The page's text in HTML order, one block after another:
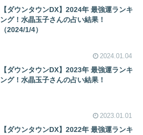
【ダウンタウンDX】2024年 最強運ランキ
ング！水晶玉子さんの占い結果！
（2024/1/4）
2024.01.04
【ダウンタウンDX】2023年 最強運ランキ
ング！水晶玉子さんの占い結果！
2023.01.01
【ダウンタウンDX】2022年 最強運ランキ